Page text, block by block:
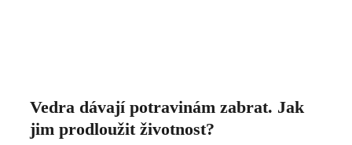
Vedra dávají potravinám zabrat. Jak
jim prodloužit životnost?